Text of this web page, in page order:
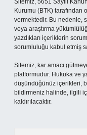
Sitemiz, 5651 Sayılı
Kurumu (BTK) tarafından
vermektedir. Bu nedenle,
veya araştırma
yazdıkları içeriklerin
sorumluluğu kabul etmiş
Sitemiz, kar amacı
platformudur. Hukuka ve
düşündüğünüz içerikleri,
bildirmeniz halinde, ilgili
kaldırılacaktır.